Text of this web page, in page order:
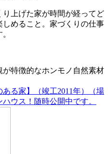
上げた家が時間が経ってど
めること。家づくりの仕事
特徴的なホンモノ自然素材
る家】（竣工2011年）（場
ウス！随時公開中です。